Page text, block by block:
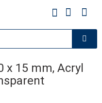
x 15 mm, Acryl